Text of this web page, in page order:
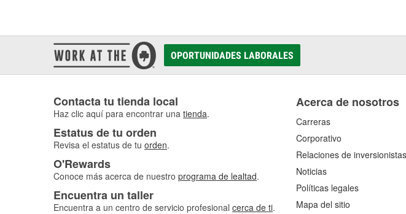
OPORTUNIDADES LABORALES
Contacta tu tienda local
Haz clic aquí para encontrar una tienda.
Estatus de tu orden
Revisa el estatus de tu orden.
O'Rewards
Conoce más acerca de nuestro programa de lealtad.
Encuentra un taller
Encuentra a un centro de servicio profesional cerca de ti.
Acerca de nosotros
Carreras
Corporativo
Relaciones de inversionistas
Noticias
Políticas legales
Mapa del sitio